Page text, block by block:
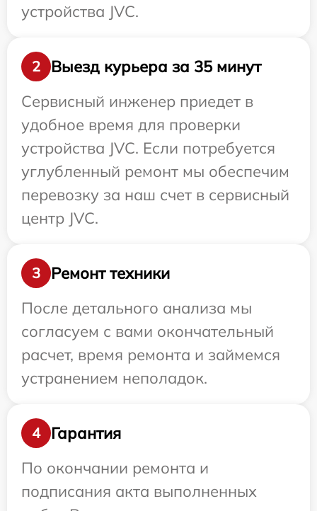
устройства JVC.
2
Выезд курьера за 35 минут
Сервисный инженер приедет в
удобное время для проверки
устройства JVC. Если потребуется
углубленный ремонт мы обеспечим
перевозку за наш счет в сервисный
центр JVC.
3
Ремонт техники
После детального анализа мы
согласуем с вами окончательный
расчет, время ремонта и займемся
устранением неполадок.
4
Гарантия
По окончании ремонта и
подписания акта выполненных